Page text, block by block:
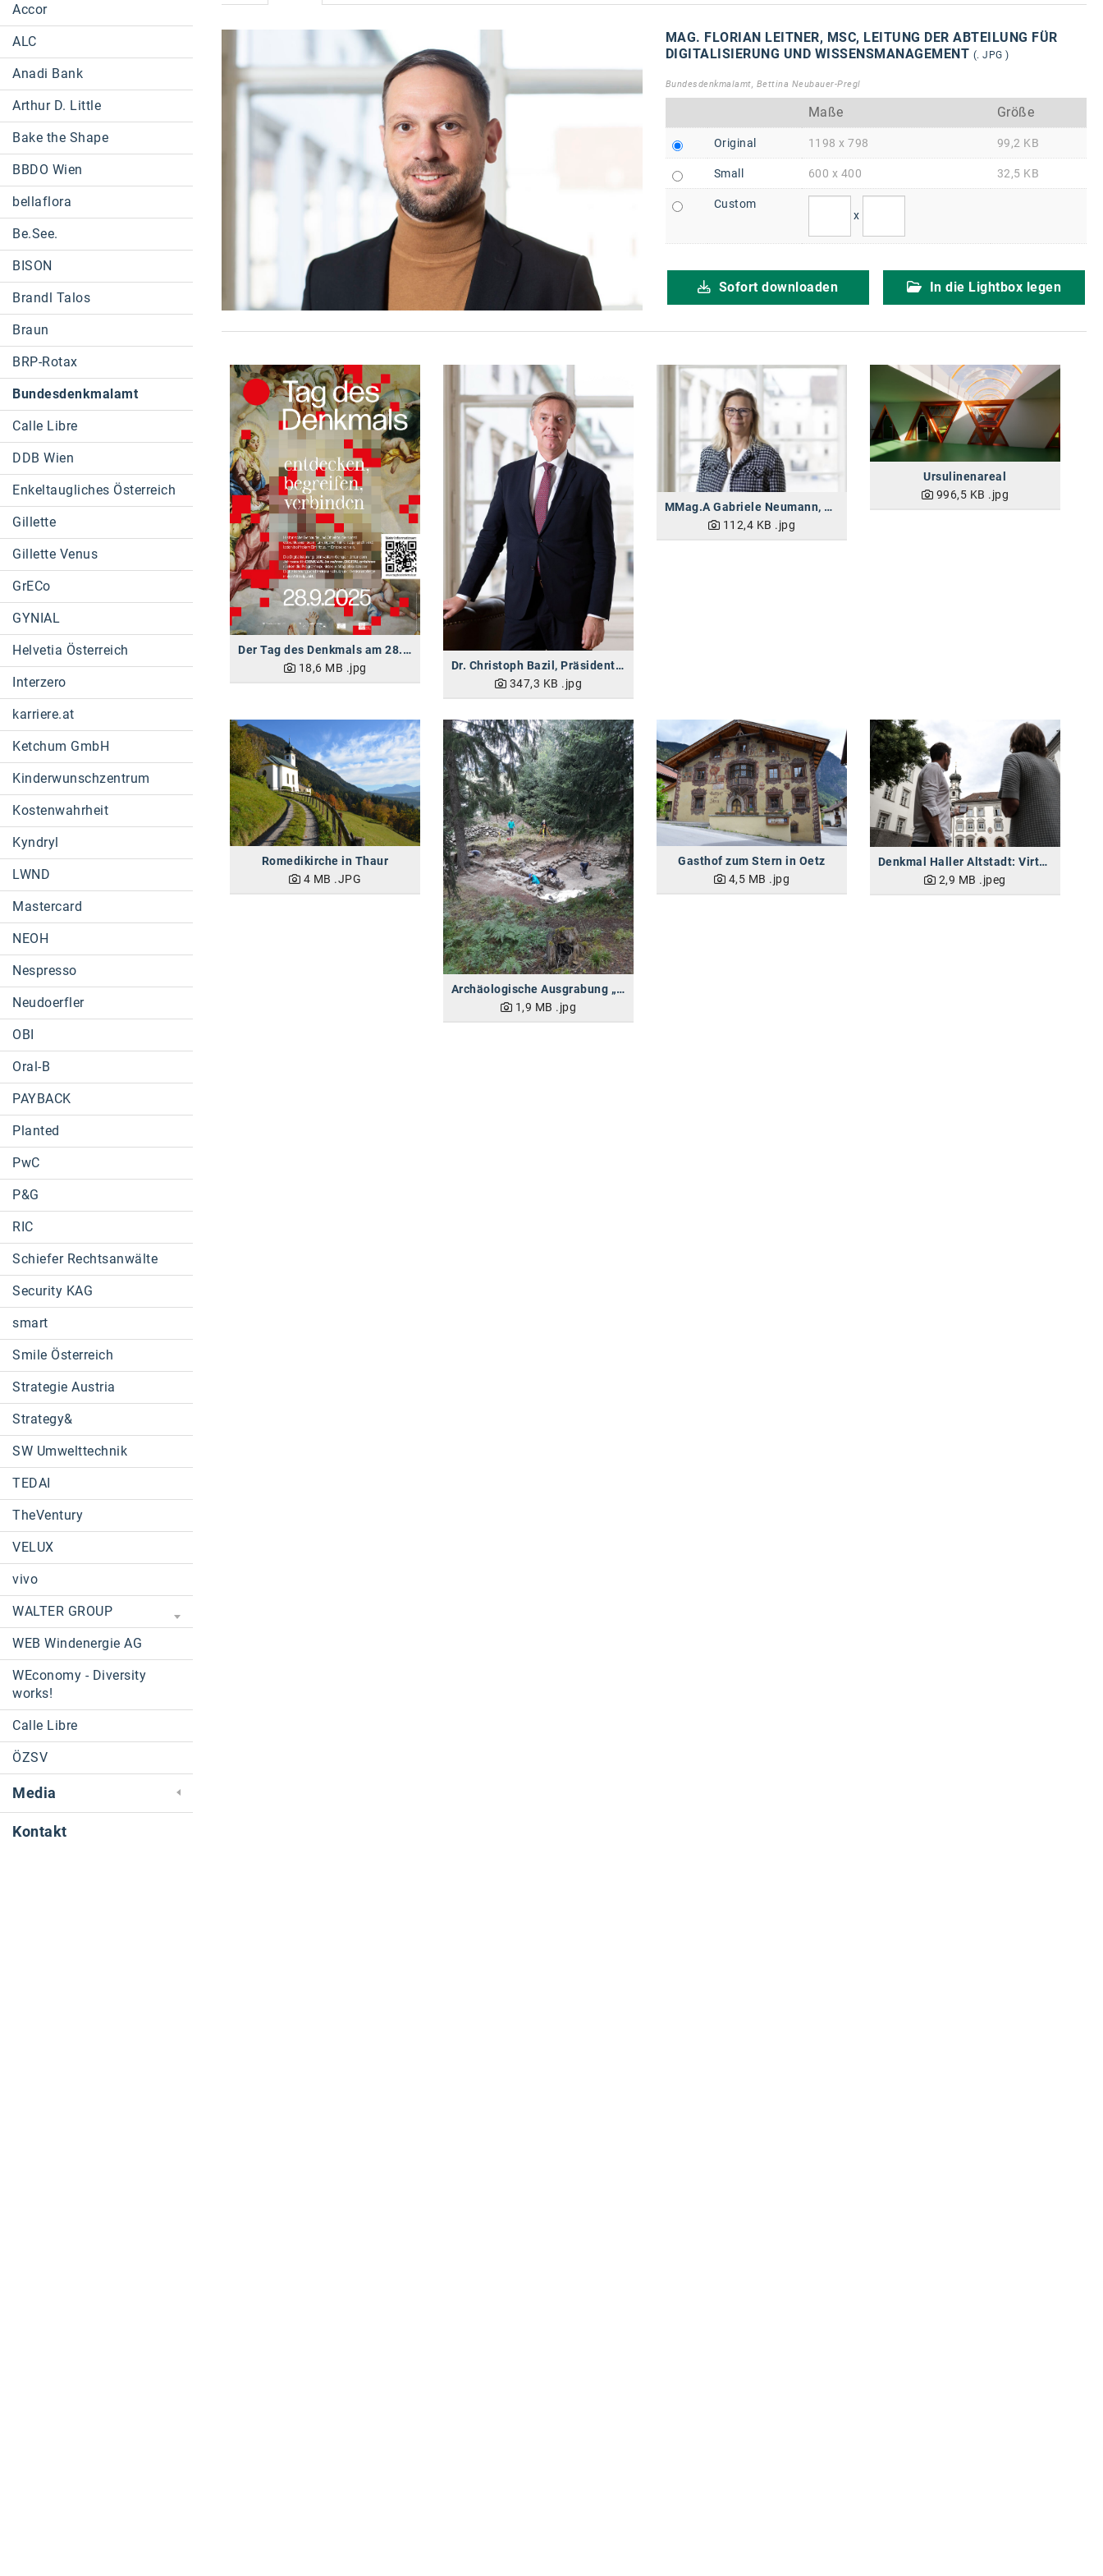
Accor
ALC
Anadi Bank
Arthur D. Little
Bake the Shape
BBDO Wien
bellaflora
Be.See.
BISON
Brandl Talos
Braun
BRP-Rotax
Bundesdenkmalamt
Calle Libre
DDB Wien
Enkeltaugliches Österreich
Gillette
Gillette Venus
GrECo
GYNIAL
Helvetia Österreich
Interzero
karriere.at
Ketchum GmbH
Kinderwunschzentrum
Kostenwahrheit
Kyndryl
LWND
Mastercard
NEOH
Nespresso
Neudoerfler
OBI
Oral-B
PAYBACK
Planted
PwC
P&G
RIC
Schiefer Rechtsanwälte
Security KAG
smart
Smile Österreich
Strategie Austria
Strategy&
SW Umwelttechnik
TEDAI
TheVentury
VELUX
vivo
WALTER GROUP
WEB Windenergie AG
WEconomy - Diversity
works!
Calle Libre
ÖZSV
Media
Kontakt
MAG. FLORIAN LEITNER, MSC, LEITUNG DER ABTEILUNG FÜR
DIGITALISIERUNG UND WISSENSMANAGEMENT (. JPG )
Bundesdenkmalamt, Bettina Neubauer-Pregl
Maße Größe
Original 1198 x 798 99,2 KB
Small 600 x 400 32,5 KB
Custom
x
Sofort downloaden In die Lightbox legen
Der Tag des Denkmals am 28.9.2025
18,6 MB .jpg
Dr. Christoph Bazil, Präsident des Bundesdenkmalamtes
347,3 KB .jpg
MMag.A Gabriele Neumann, Landeskonservatorin für Tirol
112,4 KB .jpg
Ursulinenareal
996,5 KB .jpg
Romedikirche in Thaur
4 MB .JPG
Archäologische Ausgrabung „Hohe Birga“ in Birgitz
1,9 MB .jpg
Gasthof zum Stern in Oetz
4,5 MB .jpg
Denkmal Haller Altstadt: Virtueller Stadtrundgang mit der Locandy-App
2,9 MB .jpeg